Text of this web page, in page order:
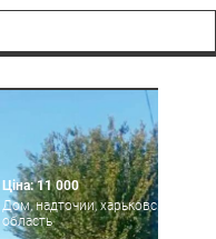
Ціна: 11 000
Дом, надточии, харьковская
область